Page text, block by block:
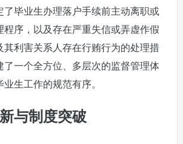
了毕业生办理落户手续前主动离职或
程序，以及存在严重失信或弄虚作假
其利害关系人存在行贿行为的处理措
了一个全方位、多层次的监督管理体
生工作的规范有序。
与制度突破